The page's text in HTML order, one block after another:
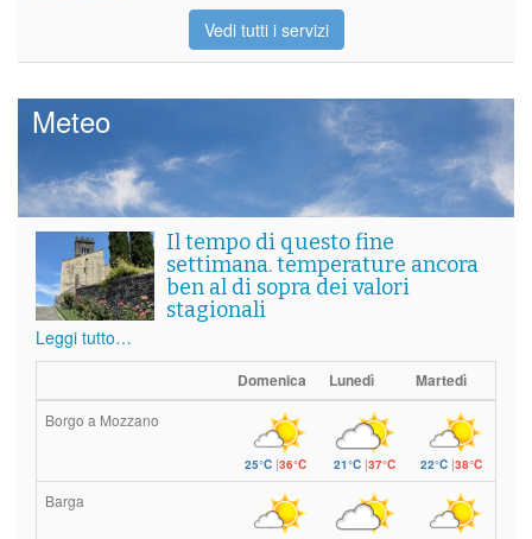
Vedi tutti i servizi
Meteo
Il tempo di questo fine
settimana. temperature ancora
ben al di sopra dei valori
stagionali
Leggi tutto…
Domenica Lunedì Martedì
Borgo a Mozzano
25°C|36°C 21°C|37°C 22°C |38°C
Barga